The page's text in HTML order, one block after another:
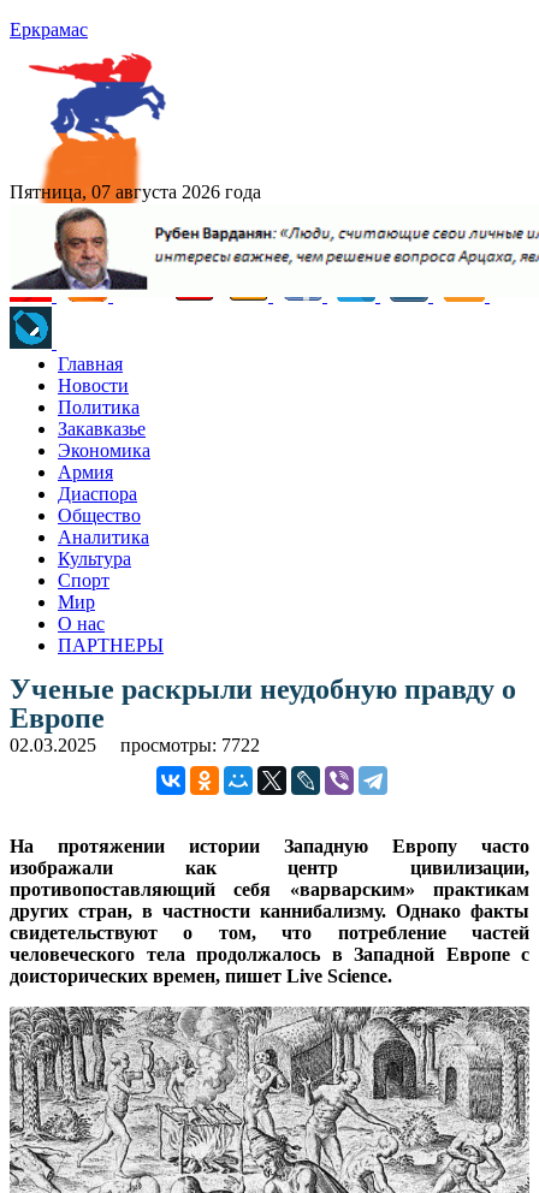
Еркрамас
Пятница, 07 августа 2026 года
Главная
Новости
Политика
Закавказье
Экономика
Армия
Диаспора
Общество
Аналитика
Культура
Спорт
Мир
О нас
ПАРТНЕРЫ
Ученые раскрыли неудобную правду о
Европе
02.03.2025 просмотры: 7722
На протяжении истории Западную Европу часто
изображали как центр цивилизации,
противопоставляющий себя «варварским» практикам
других стран, в частности каннибализму. Однако факты
свидетельствуют о том, что потребление частей
человеческого тела продолжалось в Западной Европе с
доисторических времен, пишет Live Science.